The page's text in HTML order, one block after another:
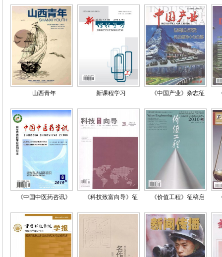
山西青年 新课程学习 《中国产业》杂志征
《中国中医药咨讯》 《科技致富向导》征 《价值工程》征稿启